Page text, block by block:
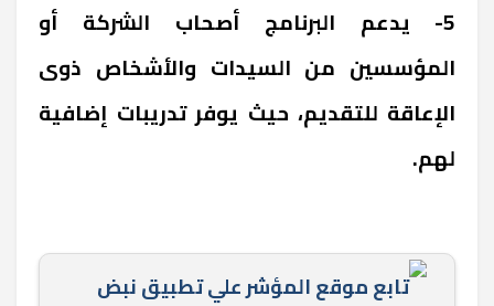
5- يدعم البرنامج أصحاب الشركة أو
المؤسسين من السيدات والأشخاص ذوى
الإعاقة للتقديم، حيث يوفر تدريبات إضافية
لهم.
تابع موقع المؤشر علي تطبيق نبض